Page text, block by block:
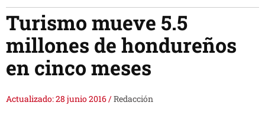
Turismo mueve 5.5
millones de hondureños
en cinco meses
Actualizado: 28 junio 2016/Redacción